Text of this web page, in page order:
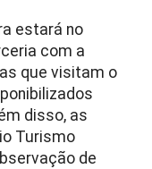
estará no
com a
que visitam o
disso, as
Turismo
de